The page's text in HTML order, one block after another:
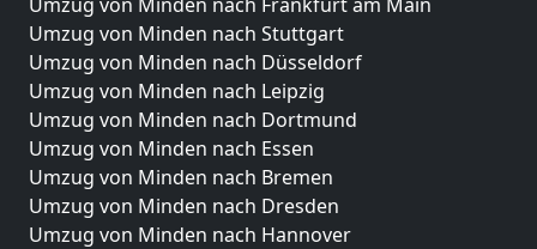
Umzug von Minden nach Stuttgart
Umzug von Minden nach Düsseldorf
Umzug von Minden nach Leipzig
Umzug von Minden nach Dortmund
Umzug von Minden nach Essen
Umzug von Minden nach Bremen
Umzug von Minden nach Dresden
Umzug von Minden nach Hannover